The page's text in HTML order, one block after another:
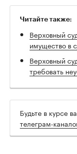
Читайте также:
Верховный
имущество в
Верховный
требовать
Будьте в курсе
телеграм-